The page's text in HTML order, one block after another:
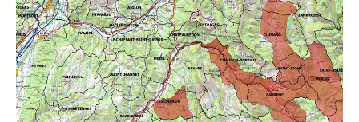
Le site de l’Asse comporte une caractéristique principale :
la partie amont comprend les terres agricoles alors que le
périmètre en aval de la clue de Chabrières ne concentre
que le lit de la rivière ainsi que sa ripisylve.